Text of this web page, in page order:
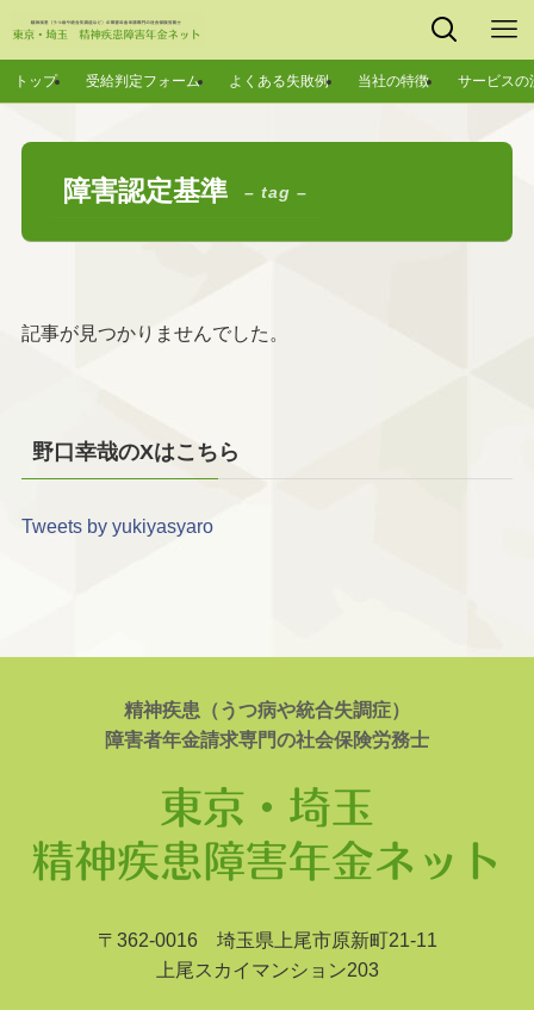
トップ 受給判定フォーム よくある失敗例 当社の特徴 サービスの
障害認定基準 – tag –
記事が見つかりませんでした。
野口幸哉のXはこちら
Tweets by yukiyasyaro
精神疾患（うつ病や統合失調症）
障害者年金請求専門の社会保険労務士
〒362-0016 埼玉県上尾市原新町21-11
上尾スカイマンション203